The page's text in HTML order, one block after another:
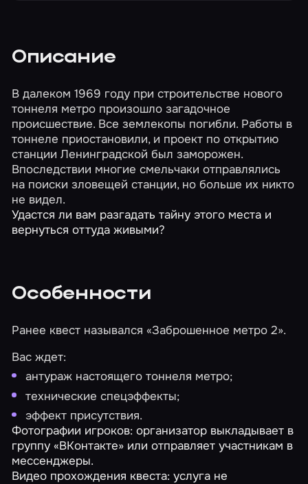
Описание
В далеком 1969 году при строительстве нового
тоннеля метро произошло загадочное
происшествие. Все землекопы погибли. Работы в
тоннеле приостановили, и проект по открытию
станции Ленинградской был заморожен.
Впоследствии многие смельчаки отправлялись
на поиски зловещей станции, но больше их никто
не видел.
Удастся ли вам разгадать тайну этого места и
вернуться оттуда живыми?
Особенности
Ранее квест назывался «Заброшенное метро 2».
Вас ждет:
антураж настоящего тоннеля метро;
технические спецэффекты;
эффект присутствия.
Фотографии игроков: организатор выкладывает в
группу «ВКонтакте» или отправляет участникам в
мессенджеры.
Видео прохождения квеста: услуга не